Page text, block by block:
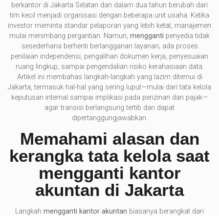
berkantor di Jakarta Selatan dan dalam dua tahun berubah dari
tim kecil menjadi organisasi dengan beberapa unit usaha. Ketika
investor meminta standar pelaporan yang lebih ketat, manajemen
mulai menimbang pergantian. Namun, mengganti penyedia tidak
sesederhana berhenti berlangganan layanan; ada proses
penilaian independensi, pengalihan dokumen kerja, penyesuaian
ruang lingkup, sampai pengendalian risiko kerahasiaan data.
Artikel ini membahas langkah-langkah yang lazim ditemui di
Jakarta, termasuk hal-hal yang sering luput—mulai dari tata kelola
keputusan internal sampai implikasi pada perizinan dan pajak—
agar transisi berlangsung tertib dan dapat
dipertanggungjawabkan.
Memahami alasan dan
kerangka tata kelola saat
mengganti kantor
akuntan di Jakarta
Langkah mengganti kantor akuntan biasanya berangkat dari